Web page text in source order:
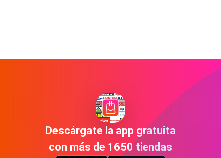
Descárgate la app gratuita
con más de 1650 tiendas